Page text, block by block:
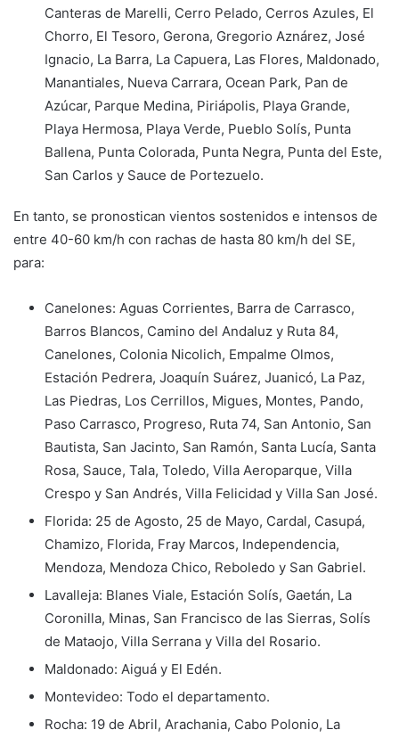
Canteras de Marelli, Cerro Pelado, Cerros Azules, El
Chorro, El Tesoro, Gerona, Gregorio Aznárez, José
Ignacio, La Barra, La Capuera, Las Flores, Maldonado,
Manantiales, Nueva Carrara, Ocean Park, Pan de
Azúcar, Parque Medina, Piriápolis, Playa Grande,
Playa Hermosa, Playa Verde, Pueblo Solís, Punta
Ballena, Punta Colorada, Punta Negra, Punta del Este,
San Carlos y Sauce de Portezuelo.
En tanto, se pronostican vientos sostenidos e intensos de
entre 40-60 km/h con rachas de hasta 80 km/h del SE,
para:
Canelones: Aguas Corrientes, Barra de Carrasco,
Barros Blancos, Camino del Andaluz y Ruta 84,
Canelones, Colonia Nicolich, Empalme Olmos,
Estación Pedrera, Joaquín Suárez, Juanicó, La Paz,
Las Piedras, Los Cerrillos, Migues, Montes, Pando,
Paso Carrasco, Progreso, Ruta 74, San Antonio, San
Bautista, San Jacinto, San Ramón, Santa Lucía, Santa
Rosa, Sauce, Tala, Toledo, Villa Aeroparque, Villa
Crespo y San Andrés, Villa Felicidad y Villa San José.
Florida: 25 de Agosto, 25 de Mayo, Cardal, Casupá,
Chamizo, Florida, Fray Marcos, Independencia,
Mendoza, Mendoza Chico, Reboledo y San Gabriel.
Lavalleja: Blanes Viale, Estación Solís, Gaetán, La
Coronilla, Minas, San Francisco de las Sierras, Solís
de Mataojo, Villa Serrana y Villa del Rosario.
Maldonado: Aiguá y El Edén.
Montevideo: Todo el departamento.
Rocha: 19 de Abril, Arachania, Cabo Polonio, La